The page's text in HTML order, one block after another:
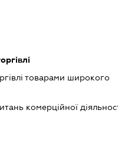
товарами широкого
комерційної